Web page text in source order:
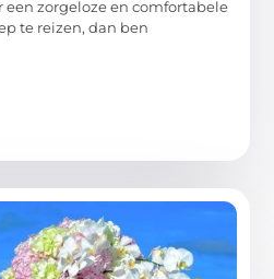
een zorgeloze en comfortabele
te reizen, dan ben